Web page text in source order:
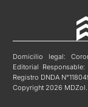
Domicilio legal:
Editorial
Registro DNDA
Copyright 2026